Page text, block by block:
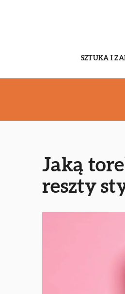
SZTUKA I
Jaką
reszty